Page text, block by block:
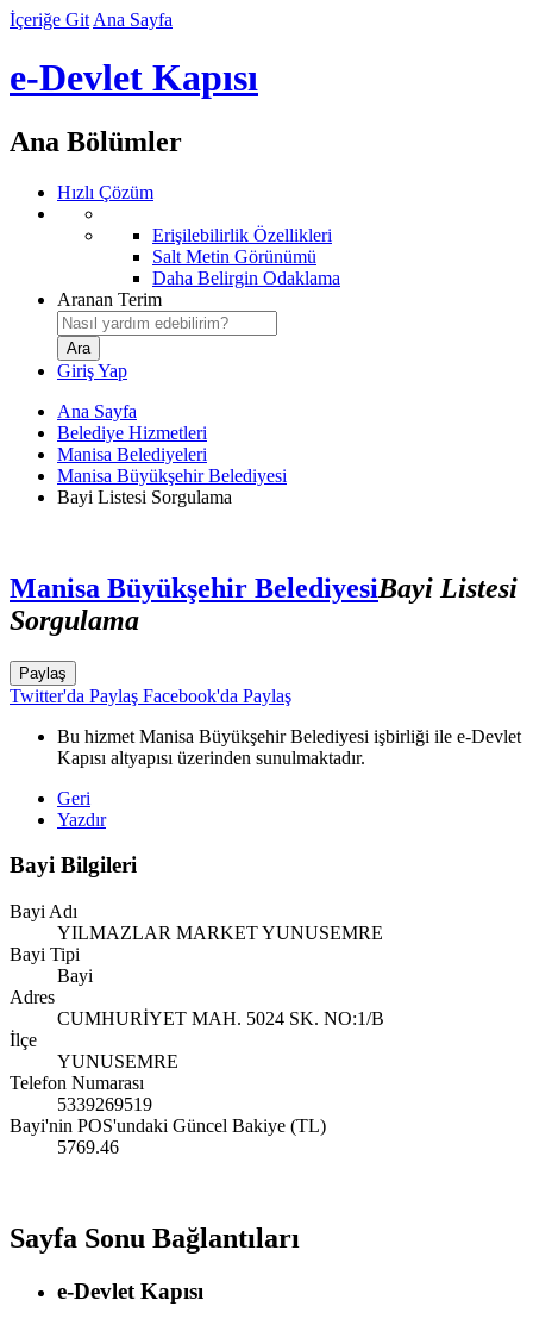
İçeriğe Git Ana Sayfa
e-Devlet Kapısı
Ana Bölümler
Hızlı Çözüm
Erişilebilirlik Özellikleri
Salt Metin Görünümü
Daha Belirgin Odaklama
Aranan Terim
Giriş Yap
Ana Sayfa
Belediye Hizmetleri
Manisa Belediyeleri
Manisa Büyükşehir Belediyesi
Bayi Listesi Sorgulama
Manisa Büyükşehir BelediyesiBayi Listesi
Sorgulama
Paylaş
Twitter'da Paylaş Facebook'da Paylaş
Bu hizmet Manisa Büyükşehir Belediyesi işbirliği ile e-Devlet
Kapısı altyapısı üzerinden sunulmaktadır.
Geri
Yazdır
Bayi Bilgileri
Bayi Adı
YILMAZLAR MARKET YUNUSEMRE
Bayi Tipi
Bayi
Adres
CUMHURİYET MAH. 5024 SK. NO:1/B
İlçe
YUNUSEMRE
Telefon Numarası
5339269519
Bayi'nin POS'undaki Güncel Bakiye (TL)
5769.46
Sayfa Sonu Bağlantıları
e-Devlet Kapısı